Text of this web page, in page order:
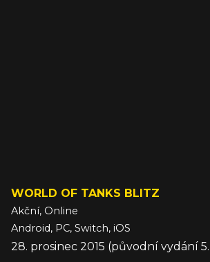
WORLD OF TANKS BLITZ
Akční, Online
Android, PC, Switch, iOS
28. prosinec 2015 (původní vydání